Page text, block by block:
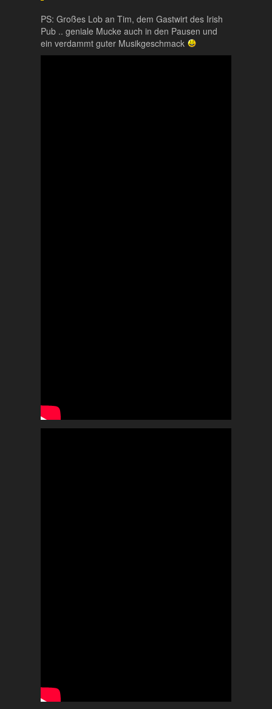
PS: Großes Lob an Tim, dem Gastwirt des Irish
Pub .. geniale Mucke auch in den Pausen und
ein verdammt guter Musikgeschmack